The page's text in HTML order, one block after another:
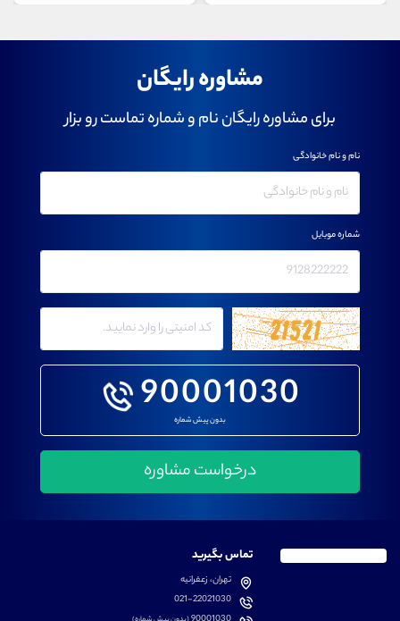
مشاوره رایگان
برای مشاوره رایگان نام و شماره تماست رو بزار
90001030
بدون پیش شماره
نام و نام خانوادگی
شماره موبایل
تماس بگیرید
تهران، زعفرانیه
021-22021030